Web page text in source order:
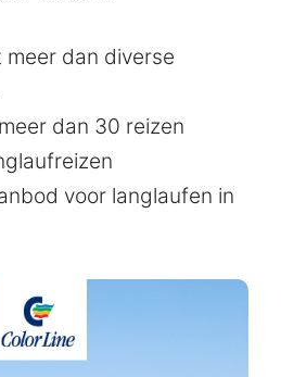
meer dan diverse
dan 30 reizen
voor langlaufen in